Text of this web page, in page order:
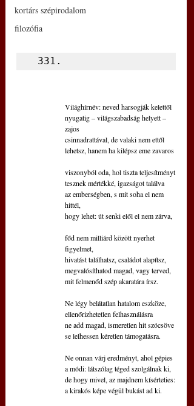
kortárs szépirodalom
filozófia
331.
Világhírnév: neved harsogják kelettől
nyugatig – világszabadság helyett –
zajos
csinnadrattával, de valaki nem ettől
lehetsz, hanem ha kilépsz eme zavaros
viszonyból oda, hol tiszta teljesítményt
tesznek mértékké, igazságot találva
az emberségben, s mit soha el nem
hittél,
hogy lehet: út senki elől el nem zárva,
főd nem milliárd között nyerhet
figyelmet,
hivatást találhatsz, családot alapítsz,
megvalósíthatod magad, vagy terved,
mit felmenőd szép akaratára írsz.
Ne légy belátatlan hatalom eszköze,
ellenőrizhetetlen felhasználásra
ne add magad, ismeretlen hit szócsöve
se lelhessen kéretlen támogatásra.
Ne onnan várj eredményt, ahol gépies
a módi: látszólag téged szolgálnak ki,
de hogy mivel, az majdnem kísérteties:
a kirakós képe végül bukást ad ki.